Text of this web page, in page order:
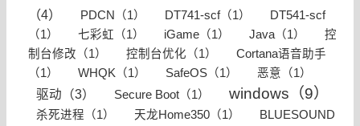
（4）
PDCN（1） DT741-scf（1）
DT541-scf
（1）
七彩虹（1） iGame（1） Java（1）
控
制台修改（1）
控制台优化（1）
Cortana语音助手
（1）
WHQK（1） SafeOS（1） 恶意（1）
驱动（3） Secure Boot（1） windows（9）
杀死进程（1） 天龙Home350（1）
BLUESOUND